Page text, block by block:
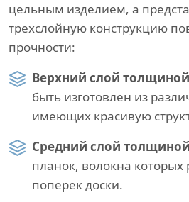
цельным изделием, а
трехслойную конструкцию
прочности:
Верхний слой
быть изготовлен из
имеющих красивую
Средний слой
планок, волокна
поперек доски.